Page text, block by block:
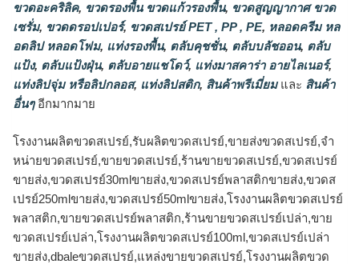
ขวดอะคริลิค, ขวดรองพื้น ขวดแก้วรองพื้น, ขวดสูญญากาศ ขวด
เซรั่ม, ขวดดรอปเปอร์, ขวดสเปรย์ PET , PP , PE, หลอดครีม หล
อดลิป หลอดโฟม, แท่งรองพื้น, ตลับคุชชั่น, ตลับบลัชออน, ตลับ
แป้ง, ตลับแป้งฝุ่น, ตลับอายแชโดว์, แท่งมาสคาร่า อายไลเนอร์,
แท่งลิปจุ่ม หรือลิปกลอส, แท่งลิปสติก, สินค้าพรีเมี่ยมและ สินค้า
อื่นๆอีกมากมาย
โรงงานผลิตขวดสเปรย์,รับผลิตขวดสเปรย์,ขายส่งขวดสเปรย์,จำ
หน่ายขวดสเปรย์,ขายขวดสเปรย์,ร้านขายขวดสเปรย์,ขวดสเปรย์
ขายส่ง,ขวดสเปรย์30mlขายส่ง,ขวดสเปรย์พลาสติกขายส่ง,ขวดส
เปรย์250mlขายส่ง,ขวดสเปรย์50mlขายส่ง,โรงงานผลิตขวดสเปรย์
พลาสติก,ขายขวดสเปรย์พลาสติก,ร้านขายขวดสเปรย์เปล่า,ขาย
ขวดสเปรย์เปล่า,โรงงานผลิตขวดสเปรย์100ml,ขวดสเปรย์เปล่า
ขายส่ง,dbaleขวดสเปรย์,แหล่งขายขวดสเปรย์,โรงงานผลิตขวด